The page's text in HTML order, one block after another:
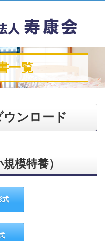
一覧
ウンロード
模特養）
式